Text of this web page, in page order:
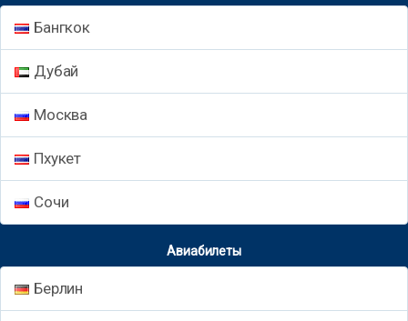
Бангкок
Дубай
Москва
Пхукет
Сочи
Авиабилеты
Берлин